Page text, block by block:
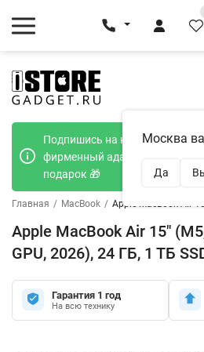
Москва
Да
Подпишись на наш телеграмм
фирменный адаптер Type-C
подарок 🎁
Главная / MacBook / Apple MacBook Air
Apple MacBook Air 15"
GPU, 2026), 24 ГБ, 1 ТБ
Гарантия 1 год
На всю технику